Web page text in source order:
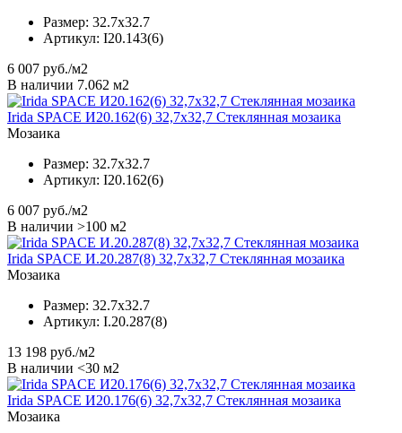
Размер: 32.7x32.7
Артикул: I20.143(6)
6 007 руб./м2
В наличии 7.062 м2
Irida SPACE И20.162(6) 32,7x32,7 Стеклянная мозаика
Мозаика
Размер: 32.7x32.7
Артикул: I20.162(6)
6 007 руб./м2
В наличии >100 м2
Irida SPACE И.20.287(8) 32,7x32,7 Стеклянная мозаика
Мозаика
Размер: 32.7x32.7
Артикул: I.20.287(8)
13 198 руб./м2
В наличии <30 м2
Irida SPACE И20.176(6) 32,7x32,7 Стеклянная мозаика
Мозаика